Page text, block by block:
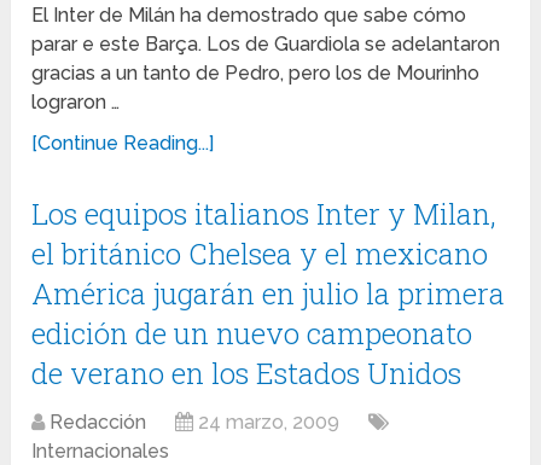
El Inter de Milán ha demostrado que sabe cómo
parar e este Barça. Los de Guardiola se adelantaron
gracias a un tanto de Pedro, pero los de Mourinho
lograron …
[Continue Reading...]
Los equipos italianos Inter y Milan,
el británico Chelsea y el mexicano
América jugarán en julio la primera
edición de un nuevo campeonato
de verano en los Estados Unidos
Redacción
24 marzo, 2009
Internacionales